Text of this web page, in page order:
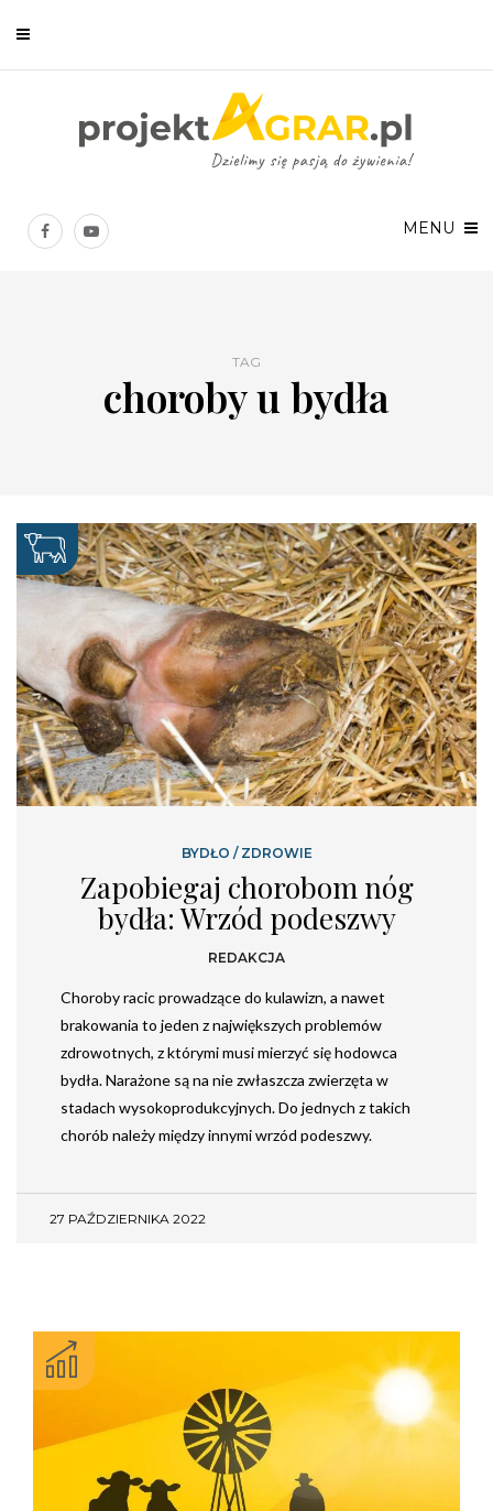
MENU
TAG
choroby u bydła
BYDŁO / ZDROWIE
Zapobiegaj chorobom nóg
bydła: Wrzód podeszwy
REDAKCJA
Choroby racic prowadzące do kulawizn, a nawet
brakowania to jeden z największych problemów
zdrowotnych, z którymi musi mierzyć się hodowca
bydła. Narażone są na nie zwłaszcza zwierzęta w
stadach wysokoprodukcyjnych. Do jednych z takich
chorób należy między innymi wrzód podeszwy.
27 PAŹDZIERNIKA 2022
Chcesz być na bieżąco? Zostaw swój e-mail, a raz w tygodniu
prześlemy Ci nasze najlepsze artykuły!
Twoje dane osobowe będą przetwarzane zgodnie z Polityką prywatności